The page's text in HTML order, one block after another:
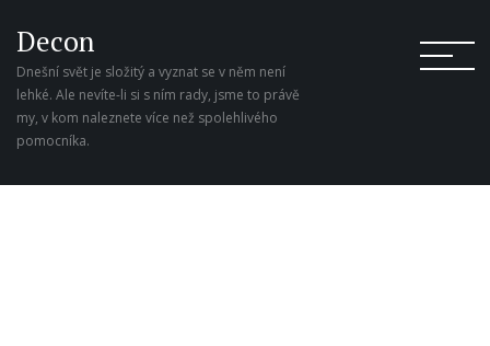
Decon
Dnešní svět je složitý a vyznat se v něm není
lehké. Ale nevíte-li si s ním rady, jsme to právě
my, v kom naleznete více než spolehlivého
pomocníka.